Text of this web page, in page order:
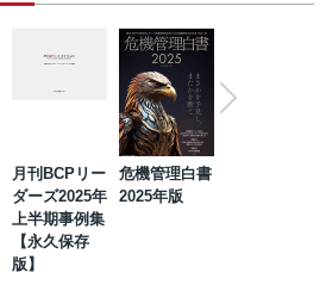
月刊BCPリー
ダーズ2025年
上半期事例集
【永久保存
版】
危機管理白書
2025年版